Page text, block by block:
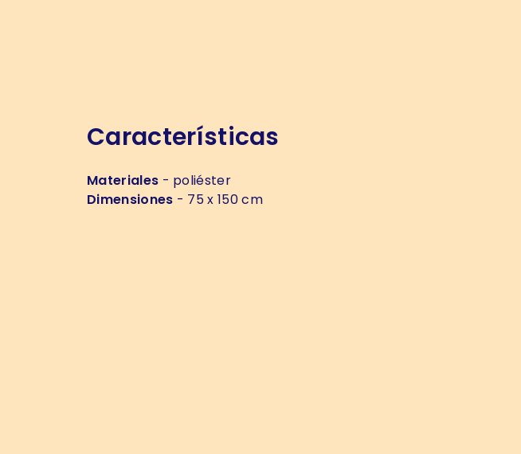
Características
Materiales - poliéster
Dimensiones - 75 x 150 cm